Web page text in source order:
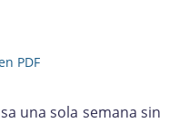
PDF
una sola semana sin